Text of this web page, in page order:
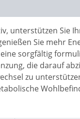
unterstützen Sie
Sie mehr
sorgfältig
die darauf
zu